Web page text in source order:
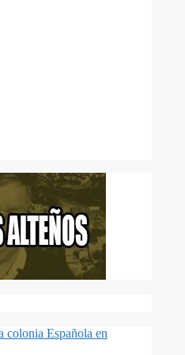
colonia Española en